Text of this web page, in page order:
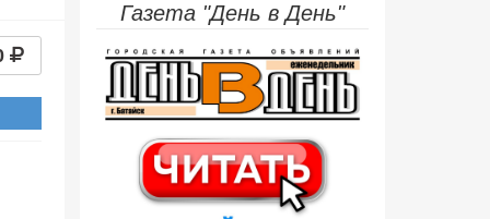
Газета "День в День"